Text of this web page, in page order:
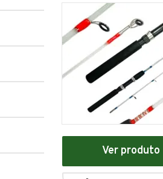
Ver produto